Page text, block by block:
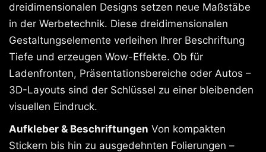
dreidimensionalen Designs setzen neue Maßstäbe
in der Werbetechnik. Diese dreidimensionalen
Gestaltungselemente verleihen Ihrer Beschriftung
Tiefe und erzeugen Wow-Effekte. Ob für
Ladenfronten, Präsentationsbereiche oder Autos –
3D-Layouts sind der Schlüssel zu einer bleibenden
visuellen Eindruck.
Aufkleber & Beschriftungen Von kompakten
Stickern bis hin zu ausgedehnten Folierungen –